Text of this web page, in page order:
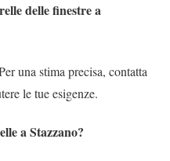
delle finestre a
una stima precisa, contatta
le tue esigenze.
a Stazzano?